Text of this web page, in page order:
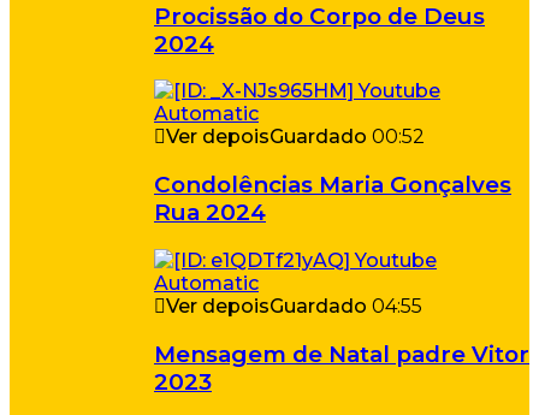
Procissão do Corpo de Deus
2024
Ver depoisGuardado 00:52
Condolências Maria Gonçalves
Rua 2024
Ver depoisGuardado 04:55
Mensagem de Natal padre Vitor
2023